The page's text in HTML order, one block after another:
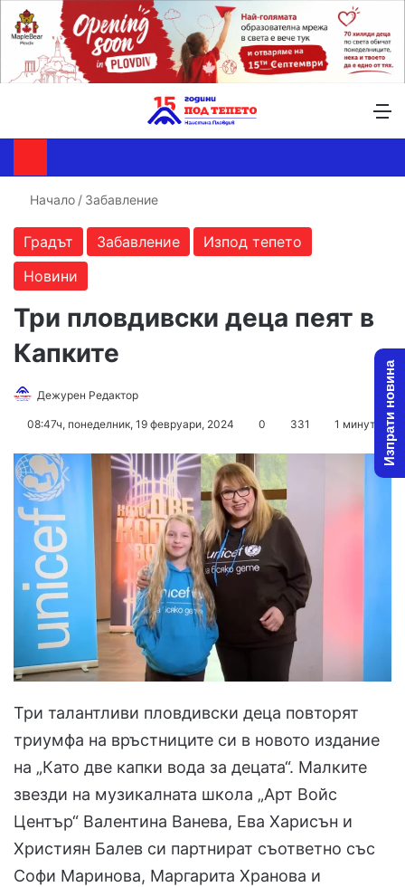
Начало / Забавление
Градът Забавление
Изпод тепето
Новини
Три пловдивски деца пеят в
Капките
Дежурен Редактор
08:47ч, понеделник, 19 февруари, 2024 0 331 1 минута
Три талантливи пловдивски деца повторят
триумфа на връстниците си в новото издание
на „Като две капки вода за децата“. Малките
звезди на музикалната школа „Арт Войс
Център“ Валентина Ванева, Ева Харисън и
Християн Балев си партнират съответно със
Софи Маринова, Маргарита Хранова и
Изпрати новина